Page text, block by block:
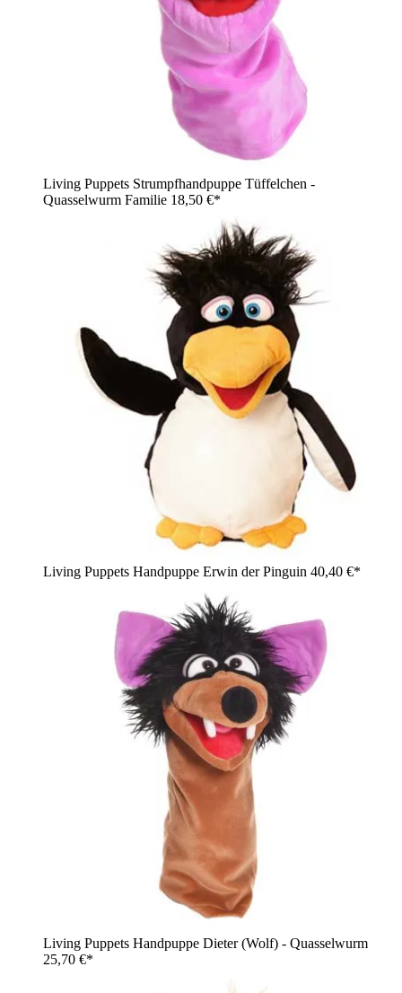
Living Puppets Strumpfhandpuppe Tüffelchen -
Quasselwurm Familie 18,50 €*
Living Puppets Handpuppe Erwin der Pinguin 40,40 €*
Living Puppets Handpuppe Dieter (Wolf) - Quasselwurm
25,70 €*